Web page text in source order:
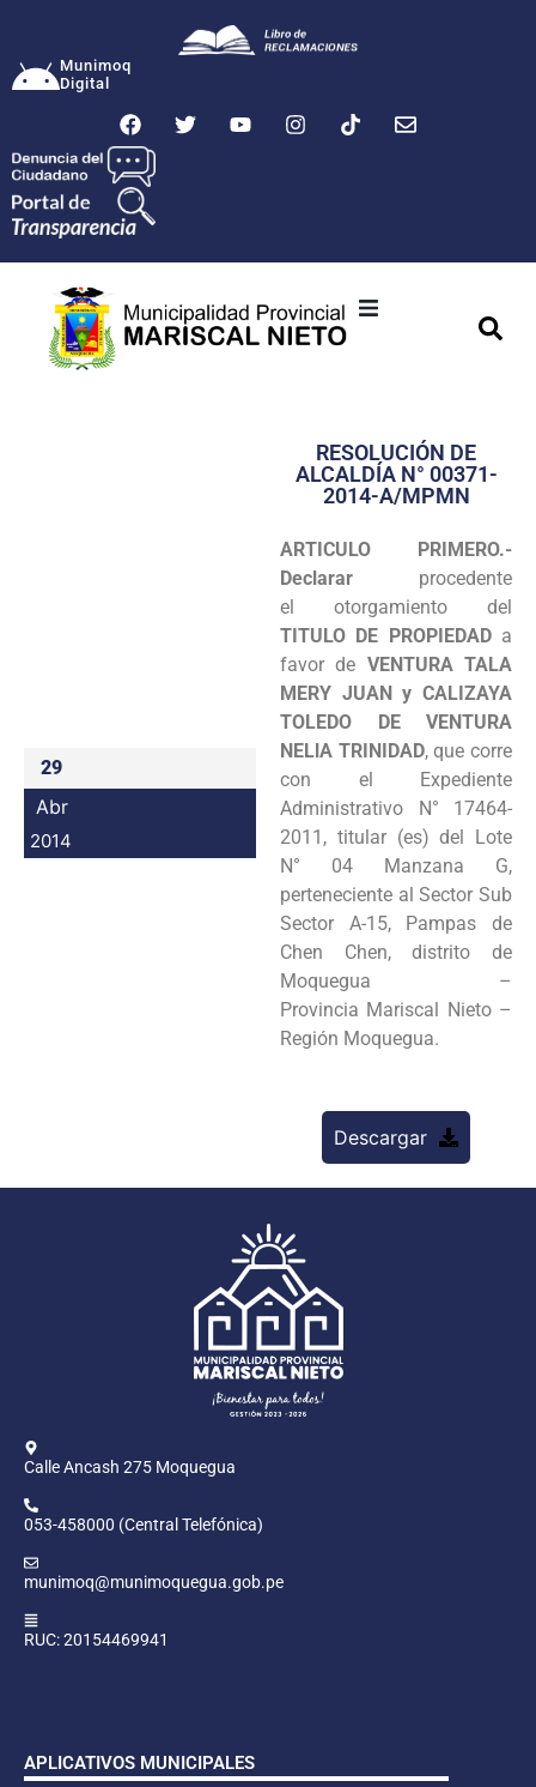
Munimoq
Digital
Transparencia
Intranet
29
Abr
2014
RESOLUCIÓN DE
ALCALDÍA N° 00371-
2014-A/MPMN
ARTICULO PRIMERO.-
Declarar procedente
el otorgamiento del
TITULO DE PROPIEDADa
favor de VENTURA TALA
MERY JUANyCALIZAYA
TOLEDO DE VENTURA
NELlA TRINIDAD, que corre
con el Expediente
Administrativo N° 17464-
2011, titular (es) del Lote
N° 04 Manzana G,
perteneciente alSector Sub
Sector A-15, Pampas de
Chen Chen, distrito de
Moquegua –
Provincia Mariscal Nieto –
Región Moquegua.
Descargar
Calle Ancash 275 Moquegua
053-458000 (Central Telefónica)
munimoq@munimoquegua.gob.pe
RUC: 20154469941
APLICATIVOS MUNICIPALES